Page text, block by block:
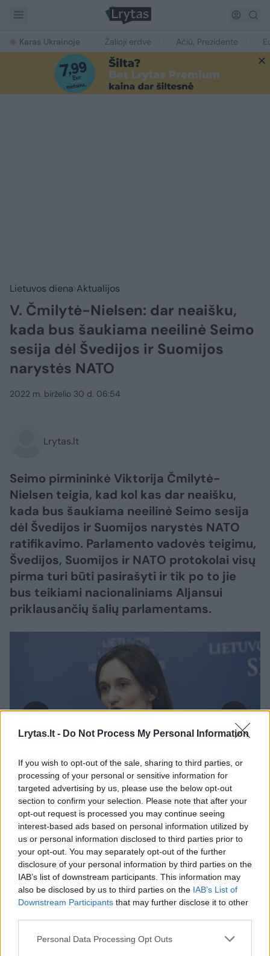
Lrytas.lt - Do Not Process My Personal Information
If you wish to opt-out of the sale, sharing to third parties, or
processing of your personal or sensitive information for
targeted advertising by us, please use the below opt-out
section to confirm your selection. Please note that after your
opt-out request is processed you may continue seeing
interest-based ads based on personal information utilized by
us or personal information disclosed to third parties prior to
your opt-out. You may separately opt-out of the further
disclosure of your personal information by third parties on the
IAB’s list of downstream participants. This information may
also be disclosed by us to third parties on the IAB’s List of
Downstream Participants that may further disclose it to other
Personal Data Processing Opt Outs
Karas Ukrainoje Žalioji erdvė Ačiū, Prezidente
Lietuvos diena Aktualijos
V. Čmilytė-Nielsen: dar neaišku,
kada bus šaukiama neeilinė Seimo
sesija dėl Švedijos ir Suomijos
narystės NATO
2022 m. birželio 30 d. 06:54
Lrytas.lt
Seimo pirmininkė Viktorija Čmilytė-
Nielsen teigia, kad kol kas dar neaišku,
kada bus šaukiama neeilinė Seimo sesija
dėl Švedijos ir Suomijos narystės NATO
ratifikavimo. Parlamento vadovės teigimu,
Švedijos, Suomijos ir NATO protokolai visų
pirma turi būti pasirašyti ir tik po to jie
bus teikiami nacionaliniams Aljansui
priklausančių šalių parlamentams.
Daugiau nuotraukų (2)
„Aš galiu pakomentuoti, kad kol kas dar turi
būti pasirašyti Švedijos, Suomijos ir NATO
protokolai ir tik po to jie būtų teikiami
nacionaliniams parlamentams iš Vyriausybių.
Tai kol kas yra dar tam tikra seka įvykių, kurių